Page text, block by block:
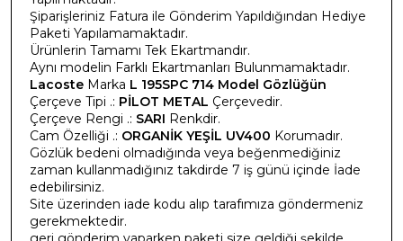
Şiparişleriniz Fatura ile Gönderim Yapıldığından Hediye
Paketi Yapılamamaktadır.
Ürünlerin Tamamı Tek Ekartmandır.
Aynı modelin Farklı Ekartmanları Bulunmamaktadır.
Lacoste Marka L 195SPC 714 Model Gözlüğün
Çerçeve Tipi .: PİLOT METAL Çerçevedir.
Çerçeve Rengi .: SARI Renkdir.
Cam Özelliği .: ORGANİK YEŞİL UV400 Korumadır.
Gözlük bedeni olmadığında veya beğenmediğiniz
zaman kullanmadığınız takdirde 7 iş günü içinde İade
edebilirsiniz.
Site üzerinden iade kodu alıp tarafımıza göndermeniz
gerekmektedir.